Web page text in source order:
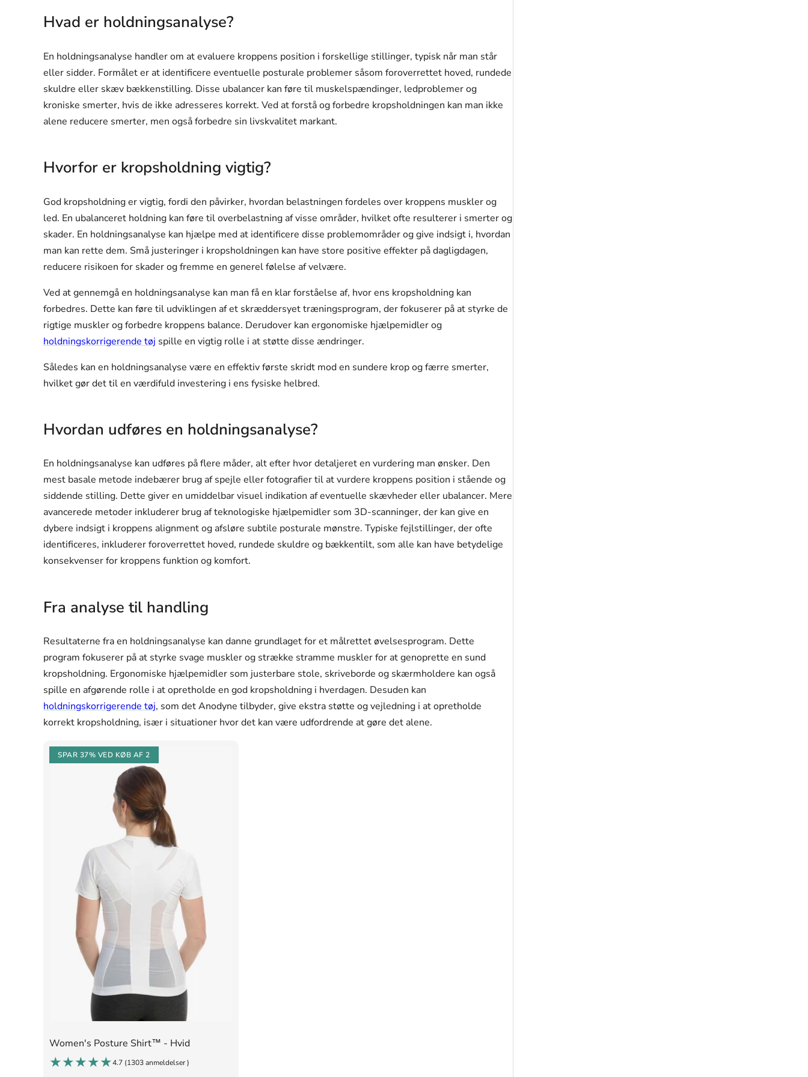
Hvad er holdningsanalyse?
En holdningsanalyse handler om at evaluere kroppens position i forskellige stillinger, typisk når man står
eller sidder. Formålet er at identificere eventuelle posturale problemer såsom foroverrettet hoved, rundede
skuldre eller skæv bækkenstilling. Disse ubalancer kan føre til muskelspændinger, ledproblemer og
kroniske smerter, hvis de ikke adresseres korrekt. Ved at forstå og forbedre kropsholdningen kan man ikke
alene reducere smerter, men også forbedre sin livskvalitet markant.
Hvorfor er kropsholdning vigtig?
God kropsholdning er vigtig, fordi den påvirker, hvordan belastningen fordeles over kroppens muskler og
led. En ubalanceret holdning kan føre til overbelastning af visse områder, hvilket ofte resulterer i smerter og
skader. En holdningsanalyse kan hjælpe med at identificere disse problemområder og give indsigt i, hvordan
man kan rette dem. Små justeringer i kropsholdningen kan have store positive effekter på dagligdagen,
reducere risikoen for skader og fremme en generel følelse af velvære.
Ved at gennemgå en holdningsanalyse kan man få en klar forståelse af, hvor ens kropsholdning kan
forbedres. Dette kan føre til udviklingen af et skræddersyet træningsprogram, der fokuserer på at styrke de
rigtige muskler og forbedre kroppens balance. Derudover kan ergonomiske hjælpemidler og
holdningskorrigerende tøj spille en vigtig rolle i at støtte disse ændringer.
Således kan en holdningsanalyse være en effektiv første skridt mod en sundere krop og færre smerter,
hvilket gør det til en værdifuld investering i ens fysiske helbred.
Hvordan udføres en holdningsanalyse?
En holdningsanalyse kan udføres på flere måder, alt efter hvor detaljeret en vurdering man ønsker. Den
mest basale metode indebærer brug af spejle eller fotografier til at vurdere kroppens position i stående og
siddende stilling. Dette giver en umiddelbar visuel indikation af eventuelle skævheder eller ubalancer. Mere
avancerede metoder inkluderer brug af teknologiske hjælpemidler som 3D-scanninger, der kan give en
dybere indsigt i kroppens alignment og afsløre subtile posturale mønstre. Typiske fejlstillinger, der ofte
identificeres, inkluderer foroverrettet hoved, rundede skuldre og bækkentilt, som alle kan have betydelige
konsekvenser for kroppens funktion og komfort.
Fra analyse til handling
Resultaterne fra en holdningsanalyse kan danne grundlaget for et målrettet øvelsesprogram. Dette
program fokuserer på at styrke svage muskler og strække stramme muskler for at genoprette en sund
kropsholdning. Ergonomiske hjælpemidler som justerbare stole, skriveborde og skærmholdere kan også
spille en afgørende rolle i at opretholde en god kropsholdning i hverdagen. Desuden kan
holdningskorrigerende tøj, som det Anodyne tilbyder, give ekstra støtte og vejledning i at opretholde
korrekt kropsholdning, især i situationer hvor det kan være udfordrende at gøre det alene.
SPAR 37% VED KØB AF 2
Women's Posture Shirt™ - Hvid
4.7 (1303 anmeldelser)